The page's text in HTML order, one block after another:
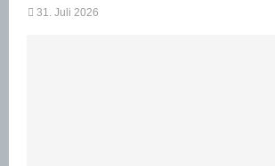
31. Juli 2026